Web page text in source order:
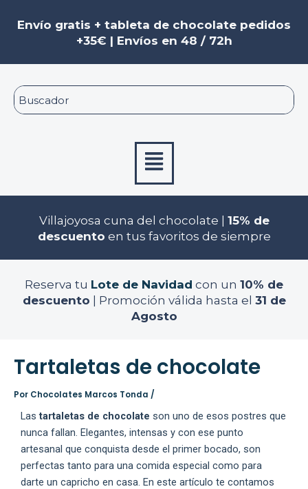
Envío gratis + tableta de chocolate pedidos
+35€ | Envíos en 48 / 72h
Menú
Villajoyosa cuna del chocolate | 15% de
descuento en tus favoritos de siempre
Reserva tu Lote de Navidad con un 10% de
descuento | Promoción válida hasta el 31 de
Agosto
Tartaletas de chocolate
Por Chocolates Marcos Tonda /
Lastartaletas de chocolate son uno de esos postres que
nunca fallan. Elegantes, intensas y con ese punto
artesanal que conquista desde el primer bocado, son
perfectas tanto para una comida especial como para
darte un capricho en casa. En este artículo te contamos
de